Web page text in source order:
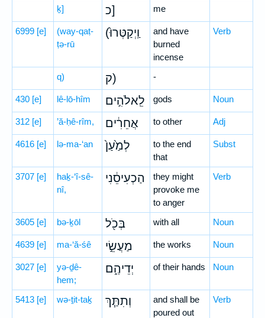
ḵ] כ] me
6999 [e]
(way-qaṭ-
ṭə-rū
(וַֽיְקַטְּרוּ֙
and have
burned
incense
Verb
q) ק) -
430 [e] lê-lō-hîm לֵֽאלֹהִ֣ים gods Noun
312 [e] ’ă-ḥê-rîm, אֲחֵרִ֔ים to other Adj
4616 [e] lə-ma-‘an לְמַ֙עַן֙
to the end
that
Subst
3707 [e]
haḵ-‘î-sê-
nî,
הַכְעִיסֵ֔נִי
they might
provoke me
to anger
Verb
3605 [e] bə-ḵōl בְּכֹ֖ל with all Noun
4639 [e] ma-‘ă-śê מַעֲשֵׂ֣י the works Noun
3027 [e]
yə-ḏê-
hem;
יְדֵיהֶ֑ם of their hands Noun
5413 [e] wə-ṯit-taḵ וְתִתַּ֧ךְ
and shall be
poured out
Verb